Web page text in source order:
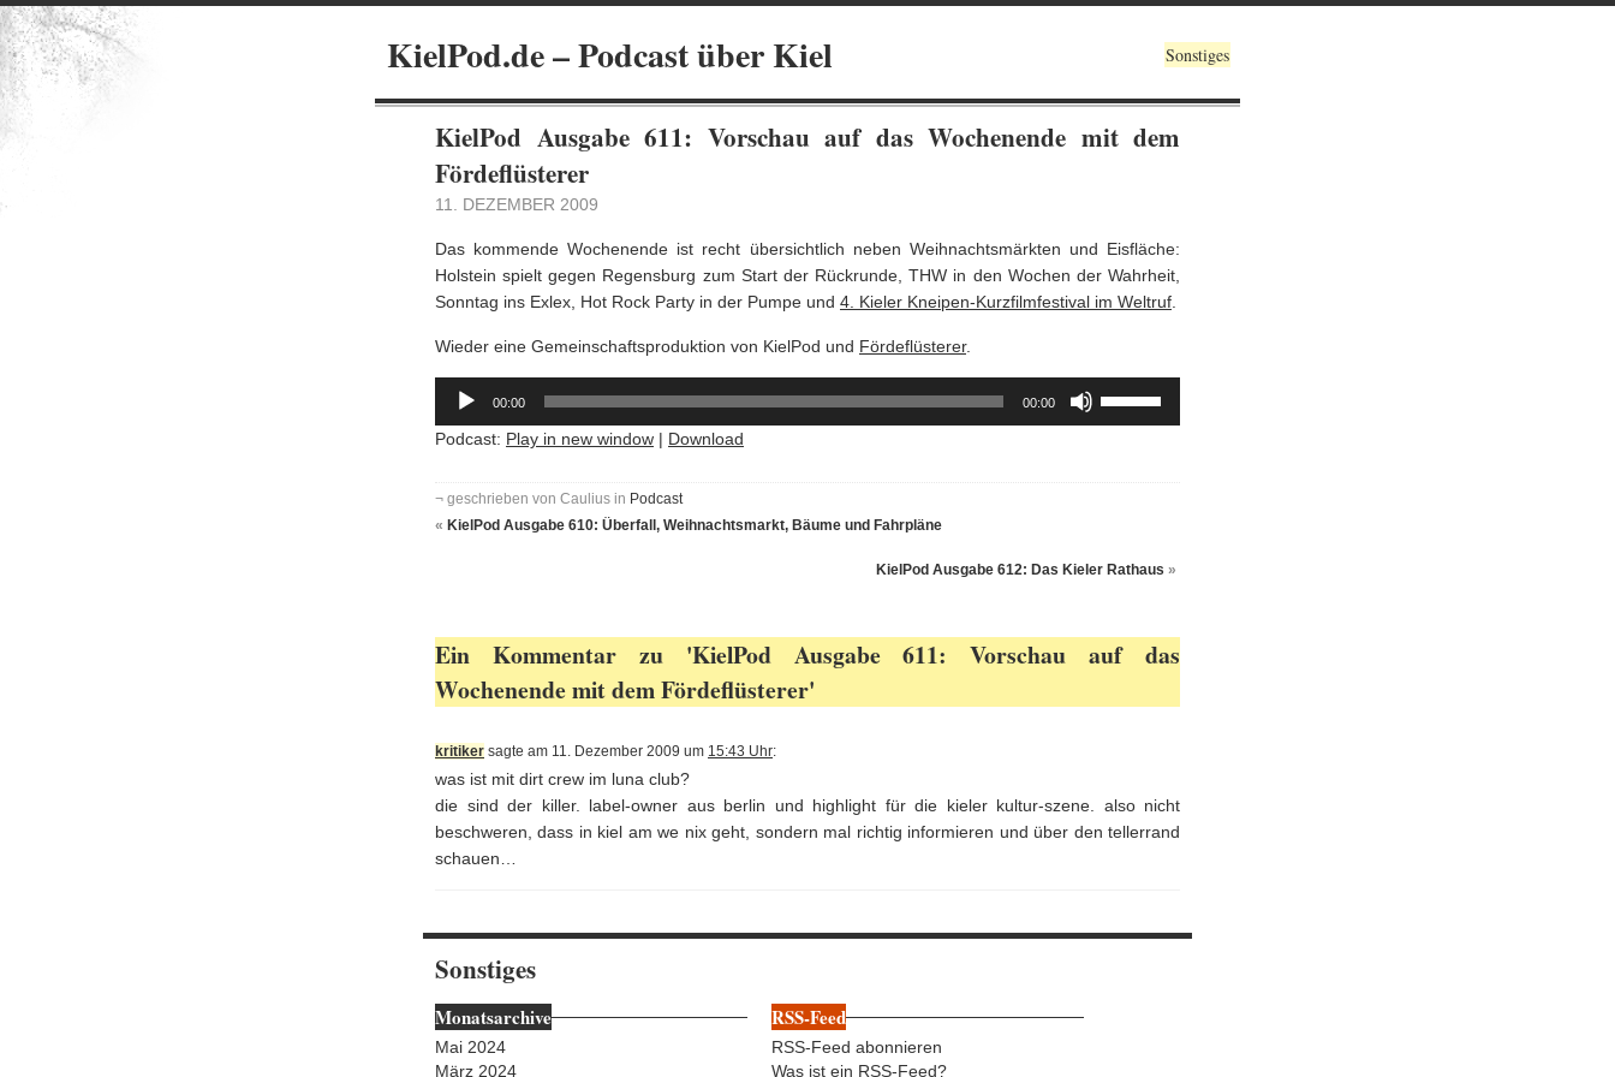
KielPod.de – Podcast über Kiel Sonstiges
KielPod Ausgabe 611: Vorschau auf das Wochenende mit dem
Fördeflüsterer
11. DEZEMBER 2009
Das kommende Wochenende ist recht übersichtlich neben Weihnachtsmärkten und Eisfläche:
Holstein spielt gegen Regensburg zum Start der Rückrunde, THW in den Wochen der Wahrheit,
Sonntag ins Exlex, Hot Rock Party in der Pumpe und 4. Kieler Kneipen-Kurzfilmfestival im Weltruf
Wieder eine Gemeinschaftsproduktion von KielPod und Fördeflüsterer.
Player
00:00 00:00
Hoch/Runter
benutzen,
Podcast: Play in new window | Download
¬ geschrieben von Caulius in Podcast
« KielPod Ausgabe 610: Überfall, Weihnachtsmarkt, Bäume und Fahrpläne
KielPod Ausgabe 612: Das Kieler Rathaus »
Ein Kommentar zu 'KielPod Ausgabe 611: Vorschau auf das
Wochenende mit dem Fördeflüsterer'
kritiker sagte am 11. Dezember 2009 um 15:43 Uhr:
was ist mit dirt crew im luna club?
die sind der killer. label-owner aus berlin und highlight für die kieler kultur-szene. also nicht
beschweren, dass in kiel am we nix geht, sondern mal richtig informieren und über den tellerrand
schauen…
Sonstiges
Monatsarchive
Mai 2024
März 2024
RSS-Feed
RSS-Feed abonnieren
Was ist ein RSS-Feed?